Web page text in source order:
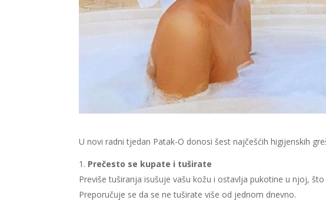
U novi radni tjedan Patak-O donosi šest najčešćih higijenskih
Prečesto se kupate i tuširate
Previše tuširanja isušuje vašu kožu i ostavlja pukotine u njoj,
Preporučuje se da se ne tuširate više od jednom dnevno.